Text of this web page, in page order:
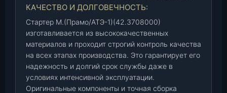
КАЧЕСТВО И ДОЛГОВЕЧНОСТЬ:
Стартер М.(Прамо/АТЭ-1)(42.3708000)
изготавливается из высококачественных
материалов и проходит строгий контроль качества
на всех этапах производства. Это гарантирует его
надежность и долгий срок службы даже в
условиях интенсивной эксплуатации.
Оригинальные компоненты и точная сборка